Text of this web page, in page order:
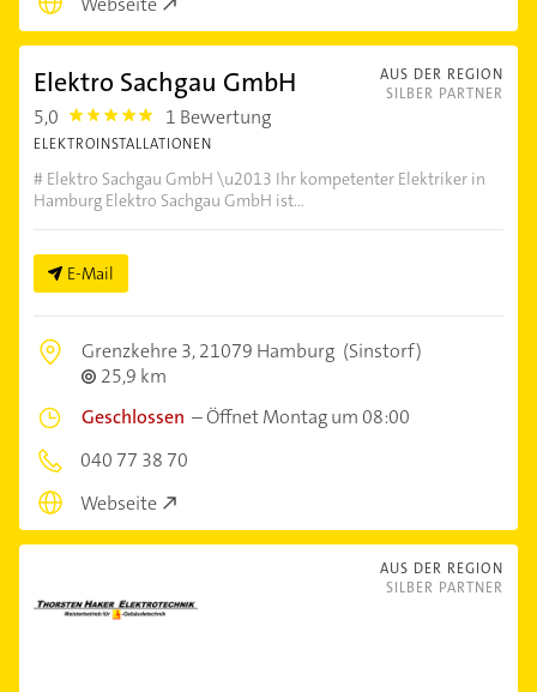
AUS DER REGION
SILBER PARTNER
Elektro Sachgau GmbH
5,0 5.0 1 Bewertung
ELEKTROINSTALLATIONEN
# Elektro Sachgau GmbH \u2013 Ihr kompetenter Elektriker in
Hamburg Elektro Sachgau GmbH ist...
E-Mail
Grenzkehre 3,21079 Hamburg (Sinstorf)
25,9 km
Geschlossen –Öffnet Montag um 08:00
040 77 38 70
Webseite
AUS DER REGION
SILBER PARTNER